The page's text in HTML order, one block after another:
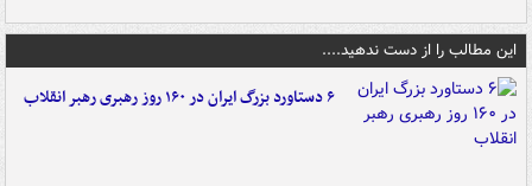
این مطالب را از دست ندهید....
۶ دستاورد بزرگ ایران در ۱۶۰ روز رهبری رهبر انقلاب